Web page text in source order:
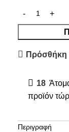
Πρόσθήκη
18
προϊόν
Περιγραφή